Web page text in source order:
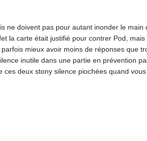
ne doivent pas pour autant inonder le
la carte était justifié pour contrer Pod,
mieux avoir moins de réponses que
inutile dans une partie en prévention
deux stony silence piochées quand